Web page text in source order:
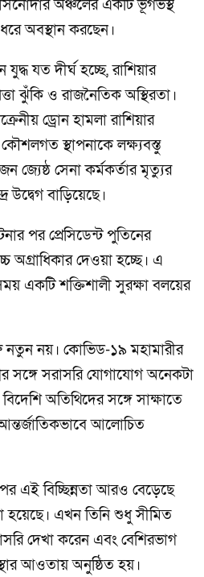
অঞ্চলের একটি ভূগর্ভস্থ
অবস্থান করছেন।
যত দীর্ঘ হচ্ছে, রাশিয়ার
ঝুঁকি ও রাজনৈতিক অস্থিরতা।
ড্রোন হামলা রাশিয়ার
স্থাপনাকে লক্ষ্যবস্তু
জ্যেষ্ঠ সেনা কর্মকর্তার মৃত্যুর
উদ্বেগ বাড়িয়েছে।
পর প্রেসিডেন্ট পুতিনের
অগ্রাধিকার দেওয়া হচ্ছে। এ
একটি শক্তিশালী সুরক্ষা বলয়ের
নতুন নয়। কোভিড-১৯ মহামারীর
সঙ্গে সরাসরি যোগাযোগ অনেকটা
অতিথিদের সঙ্গে সাক্ষাতে
আন্তর্জাতিকভাবে আলোচিত
এই বিচ্ছিন্নতা আরও বেড়েছে
হয়েছে। এখন তিনি শুধু সীমিত
দেখা করেন এবং বেশিরভাগ
আওতায় অনুষ্ঠিত হয়।